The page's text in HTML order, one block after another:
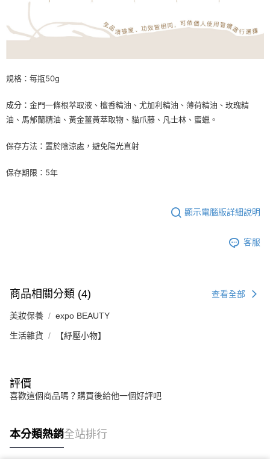
規格：每瓶50g
成分：金門一條根萃取液、檀香精油、尤加利精油、薄荷精油、玫瑰精
油、馬郁蘭精油、黃金薑黃萃取物、貓爪藤、凡士林、蜜蠟。
保存方法：置於陰涼處，避免陽光直射
保存期限：5年
顯示電腦版詳細說明
客服
商品相關分類 (4) 查看全部
美妝保養 expo BEAUTY
生活雜貨 【紓壓小物】
評價
喜歡這個商品嗎？購買後給他一個好評吧
本分類熱銷全站排行